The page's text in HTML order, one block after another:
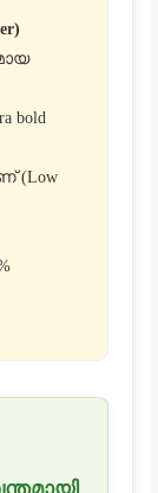
bold
(Low